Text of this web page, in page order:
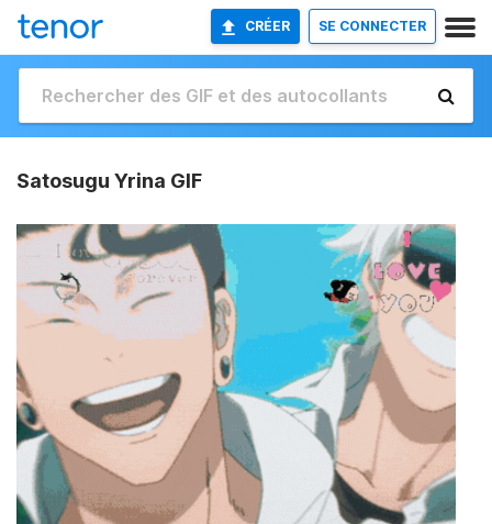
CRÉER SE CONNECTER
Satosugu Yrina GIF